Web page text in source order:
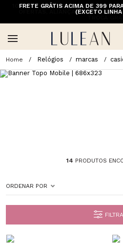
FRETE GRÁTIS ACIMA DE 399
(EXCETO
Relógios marcas
14 PRODUTOS
ORDENAR POR